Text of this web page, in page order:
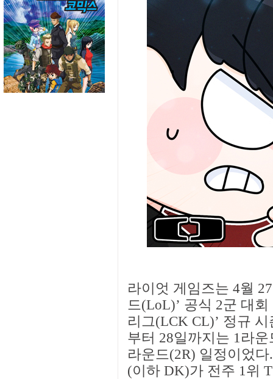
라이엇 게임즈는 4월
드(LoL)’ 공식 2군 대
리그(LCK CL)’ 정규
부터 28일까지는 1라
라운드(2R) 일정이었
(이하 DK)가 전주 1위